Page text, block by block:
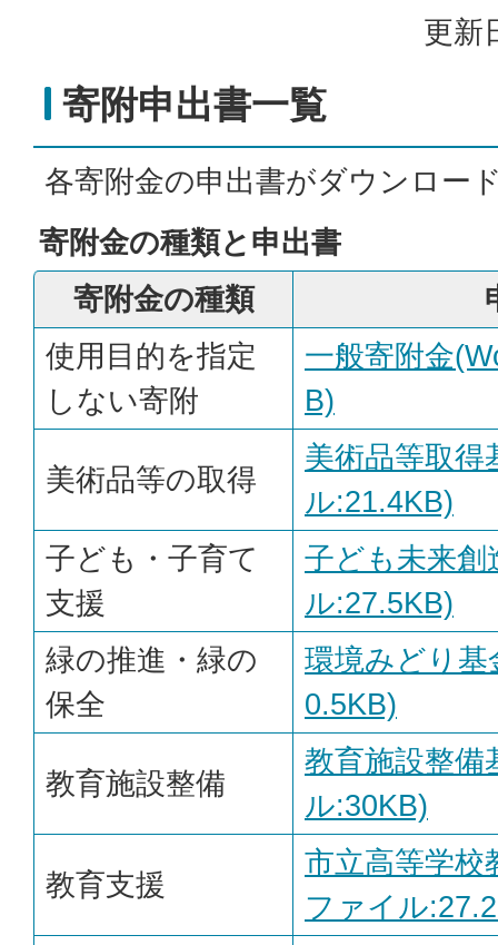
更新
寄附申出書一覧
各寄附金の申出書がダウンロー
寄附金の種類と申出書
寄附金の種類
使用目的を指定
しない寄附
一般寄附金
B)
美術品等の取得
美術品等取得
ル:21.4KB)
子ども・子育て
支援
子ども未来創
ル:27.5KB)
緑の推進・緑の
保全
環境みどり
0.5KB)
教育施設整備
教育施設整備
ル:30KB)
教育支援
市立高等学校
ファイル